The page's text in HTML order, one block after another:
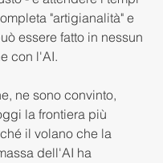
"artigianalità" e
essere fatto in nessun
con l'AI.
ne sono convinto,
la frontiera più
il volano che la
dell'AI ha